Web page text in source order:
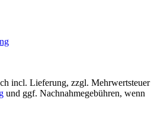
incl. Lieferung, zzgl. Mehrwertsteuer
und ggf. Nachnahmegebühren, wenn